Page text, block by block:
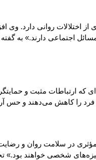
اختلالات روانی دارد. وی
اجتماعی دارند.» به گفته
ارتباطات مثبت و
را کاهش می‌دهند و حس
در سلامت روان و رضایت
شخصی خواهند